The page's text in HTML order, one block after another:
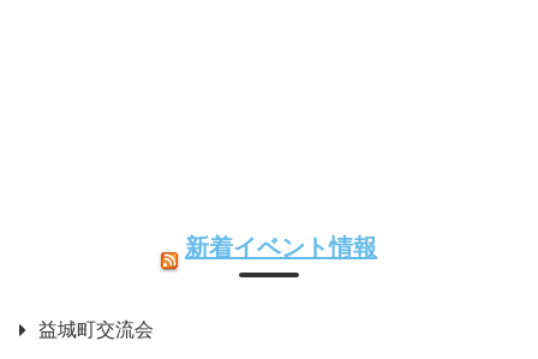
新着イベント情報
益城町交流会